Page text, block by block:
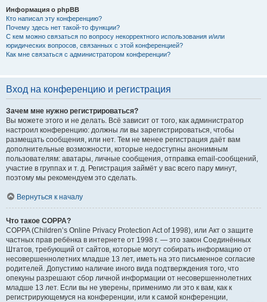
Информация о phpBB
Кто написал эту конференцию?
Почему здесь нет такой-то функции?
С кем можно связаться по вопросу некорректного использования и/или
юридических вопросов, связанных с этой конференцией?
Как мне связаться с администратором конференции?
Вход на конференцию и регистрация
Зачем мне нужно регистрироваться?
Вы можете этого и не делать. Всё зависит от того, как администратор
настроил конференцию: должны ли вы зарегистрироваться, чтобы
размещать сообщения, или нет. Тем не менее регистрация даёт вам
дополнительные возможности, которые недоступны анонимным
пользователям: аватары, личные сообщения, отправка email-сообщений,
участие в группах и т. д. Регистрация займёт у вас всего пару минут,
поэтому мы рекомендуем это сделать.
Вернуться к началу
Что такое COPPA?
COPPA (Children’s Online Privacy Protection Act of 1998), или Акт о защите
частных прав ребёнка в интернете от 1998 г. — это закон Соединённых
Штатов, требующий от сайтов, которые могут собирать информацию от
несовершеннолетних младше 13 лет, иметь на это письменное согласие
родителей. Допустимо наличие иного вида подтверждения того, что
опекуны разрешают сбор личной информации от несовершеннолетних
младше 13 лет. Если вы не уверены, применимо ли это к вам, как к
регистрирующемуся на конференции, или к самой конференции,